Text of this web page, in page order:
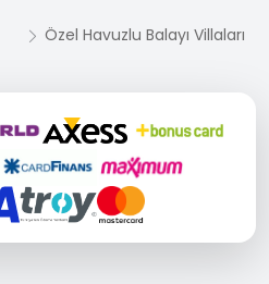
Özel Havuzlu Balayı Villaları